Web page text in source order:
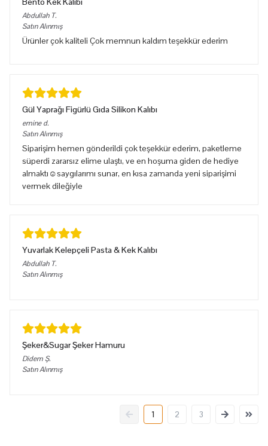
Abdullah T.
Satın Alınmış
Ürünler çok kaliteli Çok memnun kaldım teşekkür ederim
Gül Yaprağı Figürlü Gıda Silikon Kalıbı
emine d.
Satın Alınmış
Siparişim hemen gönderildi çok teşekkür ederim, paketleme
süperdi zararsız elime ulaştı, ve en hoşuma giden de hediye
almaktı☺️saygılarımı sunar, en kısa zamanda yeni siparişimi
vermek dileğiyle
Yuvarlak Kelepçeli Pasta & Kek Kalıbı
Abdullah T.
Satın Alınmış
Şeker&Sugar Şeker Hamuru
Didem Ş.
Satın Alınmış
1 2 3